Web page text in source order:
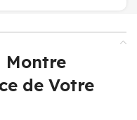
Montre
de Votre